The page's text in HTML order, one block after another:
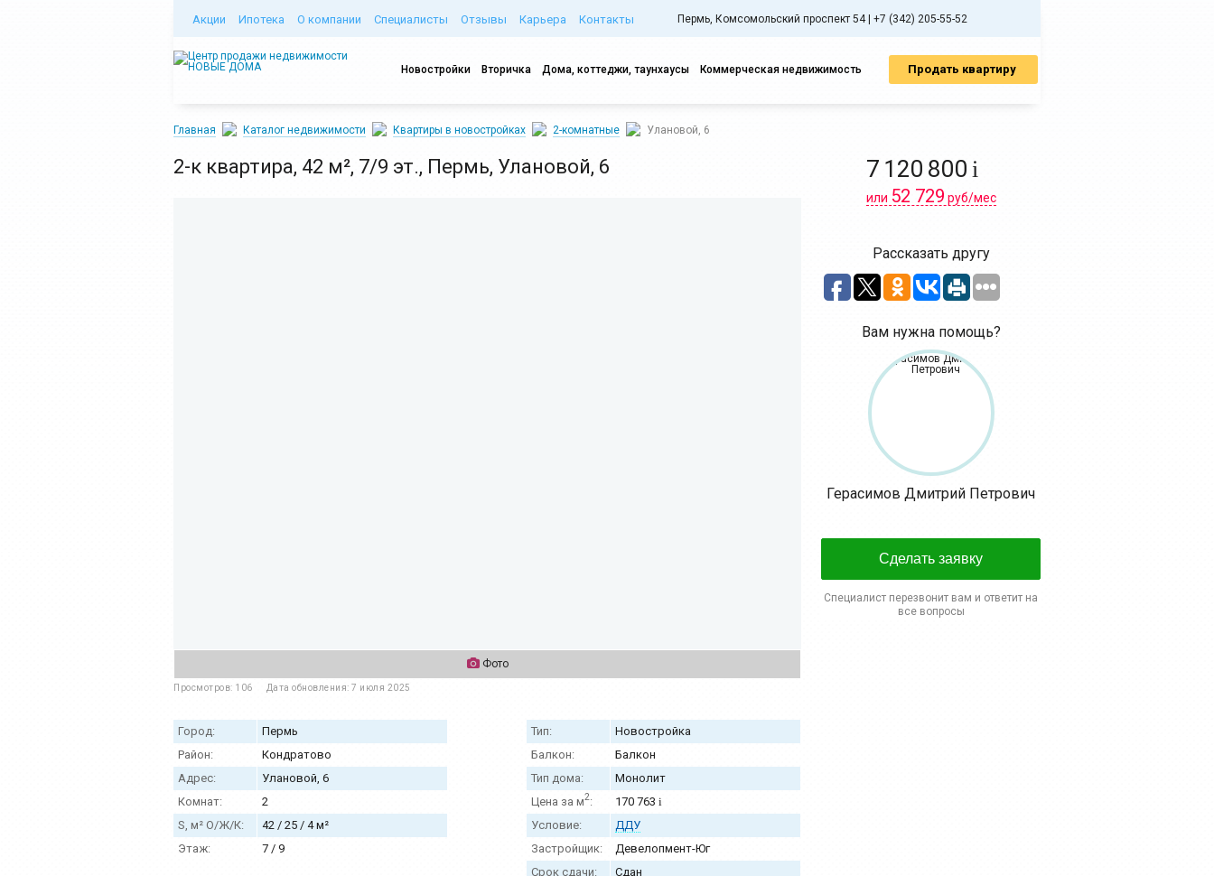
Акции Ипотека О компании Специалисты Отзывы Карьера Контакты Пермь, Комсомольский проспект 54 | +7 (342) 205-55-52
Новостройки Вторичка Дома, коттеджи, таунхаусы Коммерческая недвижимость Продать квартиру
Главная Каталог недвижимости Квартиры в новостройках 2-комнатные Улановой, 6
2-к квартира, 42 м², 7/9 эт., Пермь, Улановой, 6 7 120 800 i
Фото
Просмотров: 106 Дата обновления: 7 июля 2025
Город:
Пермь
Район:
Кондратово
Адрес:
Улановой, 6
Комнат:
2
S, м² О/Ж/К:
42 / 25 / 4 м²
Этаж:
7 / 9
Тип:
Новостройка
Балкон:
Балкон
Тип дома:
Монолит
Цена за м2
: 170 763 i
Условие:
ДДУ
Застройщик:
Девелопмент-Юг
Срок сдачи:
Сдан
или 52 729 руб/мес
Рассказать другу
Вам нужна помощь?
Герасимов Дмитрий Петрович
Сделать заявку
Специалист перезвонит вам и ответит на
все вопросы